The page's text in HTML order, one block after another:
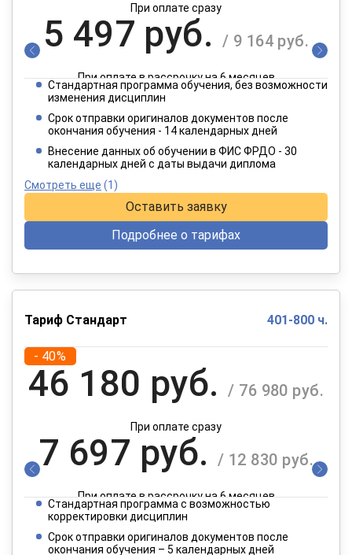
При оплате сразу
5 497 руб. / 9 164 руб.
При оплате в рассрочку на 6 месяцев
2 749 руб.
При оплате в рассрочку на 12 месяцев
Стандартная программа обучения, без возможности
изменения дисциплин
Срок отправки оригиналов документов после
окончания обучения - 14 календарных дней
Внесение данных об обучении в ФИС ФРДО - 30
календарных дней с даты выдачи диплома
Смотреть еще (1)
Оставить заявку
Подробнее о тарифах
Тариф Стандарт 401-800 ч.
- 40%
46 180 руб. / 76 980 руб.
При оплате сразу
7 697 руб. / 12 830 руб.
При оплате в рассрочку на 6 месяцев
3 849 руб.
Стандартная программа с возможностью
корректировки дисциплин
Срок отправки оригиналов документов после
окончания обучения – 5 календарных дней